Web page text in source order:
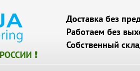
❗
Доставка без
Работаем без
Собственный